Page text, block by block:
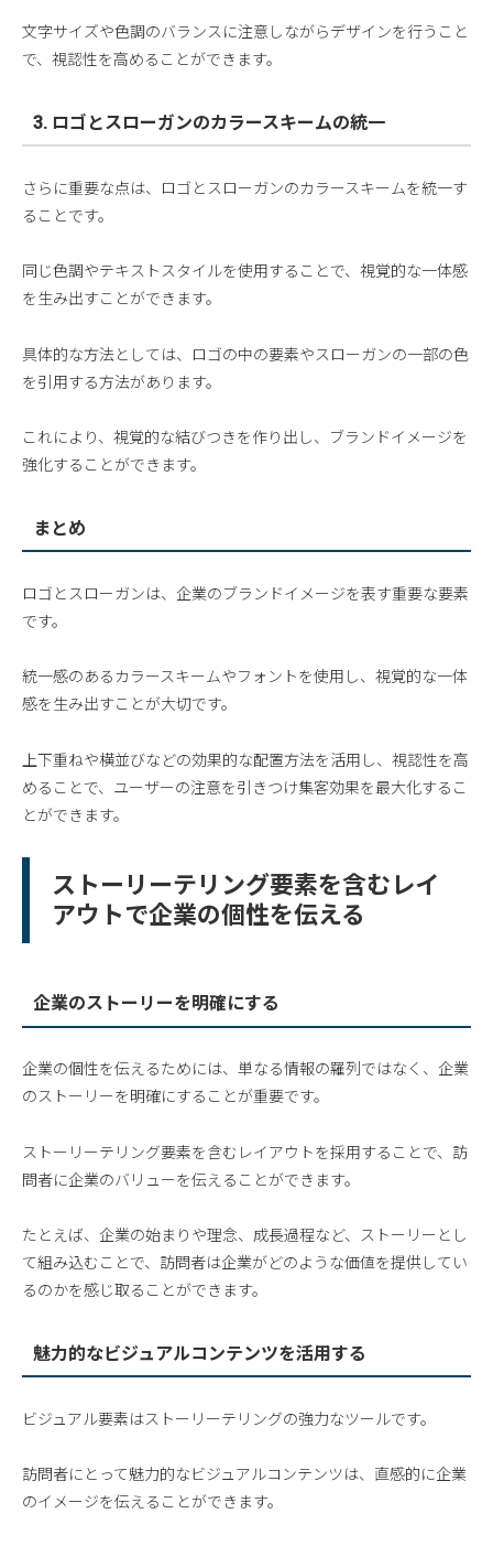
文字サイズや色調のバランスに注意しながらデザインを行うこと
で、視認性を高めることができます。
3. ロゴとスローガンのカラースキームの統一
さらに重要な点は、ロゴとスローガンのカラースキームを統一す
ることです。
同じ色調やテキストスタイルを使用することで、視覚的な一体感
を生み出すことができます。
具体的な方法としては、ロゴの中の要素やスローガンの一部の色
を引用する方法があります。
これにより、視覚的な結びつきを作り出し、ブランドイメージを
強化することができます。
まとめ
ロゴとスローガンは、企業のブランドイメージを表す重要な要素
です。
統一感のあるカラースキームやフォントを使用し、視覚的な一体
感を生み出すことが大切です。
上下重ねや横並びなどの効果的な配置方法を活用し、視認性を高
めることで、ユーザーの注意を引きつけ集客効果を最大化するこ
とができます。
ストーリーテリング要素を含むレイ
アウトで企業の個性を伝える
企業のストーリーを明確にする
企業の個性を伝えるためには、単なる情報の羅列ではなく、企業
のストーリーを明確にすることが重要です。
ストーリーテリング要素を含むレイアウトを採用することで、訪
問者に企業のバリューを伝えることができます。
たとえば、企業の始まりや理念、成長過程など、ストーリーとし
て組み込むことで、訪問者は企業がどのような価値を提供してい
るのかを感じ取ることができます。
魅力的なビジュアルコンテンツを活用する
ビジュアル要素はストーリーテリングの強力なツールです。
訪問者にとって魅力的なビジュアルコンテンツは、直感的に企業
のイメージを伝えることができます。